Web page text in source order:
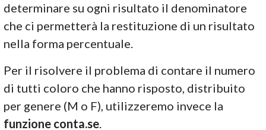
determinare su ogni risultato il denominatore
che ci permetterà la restituzione di un risultato
nella forma percentuale.
Per il risolvere il problema di contare il numero
di tutti coloro che hanno risposto, distribuito
per genere (M o F), utilizzeremo invece la
funzione conta.se.